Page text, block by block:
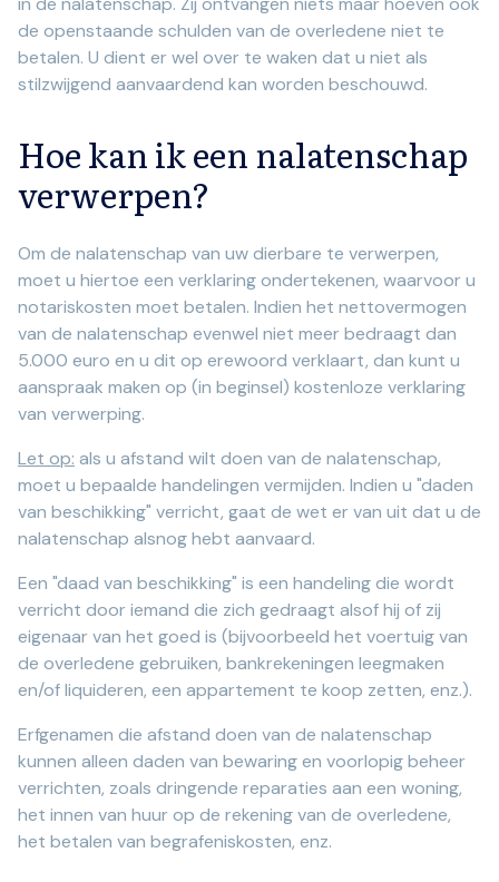
de openstaande schulden van de overledene niet te
betalen. U dient er wel over te waken dat u niet als
stilzwijgend aanvaardend kan worden beschouwd.
Hoe kan ik een nalatenschap
verwerpen?
Om de nalatenschap van uw dierbare te verwerpen,
moet u hiertoe een verklaring ondertekenen, waarvoor u
notariskosten moet betalen. Indien het nettovermogen
van de nalatenschap evenwel niet meer bedraagt dan
5.000 euro en u dit op erewoord verklaart, dan kunt u
aanspraak maken op (in beginsel) kostenloze verklaring
van verwerping.
Let op: als u afstand wilt doen van de nalatenschap,
moet u bepaalde handelingen vermijden. Indien u "daden
van beschikking" verricht, gaat de wet er van uit dat u de
nalatenschap alsnog hebt aanvaard.
Een "daad van beschikking" is een handeling die wordt
verricht door iemand die zich gedraagt alsof hij of zij
eigenaar van het goed is (bijvoorbeeld het voertuig van
de overledene gebruiken, bankrekeningen leegmaken
en/of liquideren, een appartement te koop zetten, enz.).
Erfgenamen die afstand doen van de nalatenschap
kunnen alleen daden van bewaring en voorlopig beheer
verrichten, zoals dringende reparaties aan een woning,
het innen van huur op de rekening van de overledene,
het betalen van begrafeniskosten, enz.